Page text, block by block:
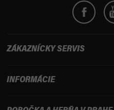
ZÁKAZNÍCKY SERVIS
INFORMÁCIE